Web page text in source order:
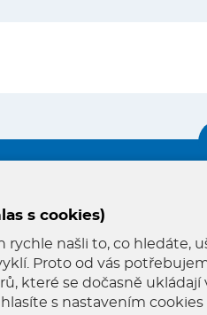
s cookies)
rychle našli to, co hledáte,
Proto od vás
které se dočasně ukládají
s nastavením